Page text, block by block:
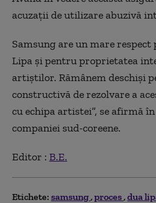
acuzații de utilizare abuzivă
Samsung are un mare
Lipa și pentru proprietatea
artiștilor. Rămânem deschiși
constructivă de rezolvare a
cu echipa artistei”, se afirmă
companiei sud-coreene.
Editor : B.E.
Etichete: samsung proces dua